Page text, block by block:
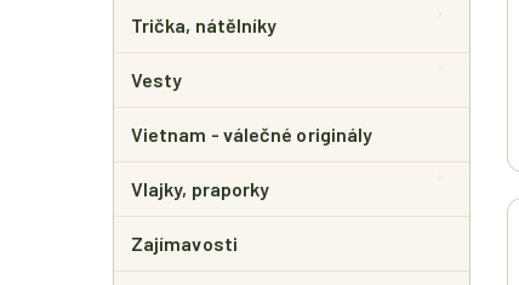
Trička, nátělníky
Vesty
Vietnam - válečné originály
Vlajky, praporky
Zajímavosti